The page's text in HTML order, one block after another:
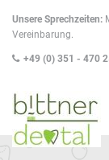
Unsere Sprechzeiten:
Vereinbarung.
+49 (0) 351 - 470